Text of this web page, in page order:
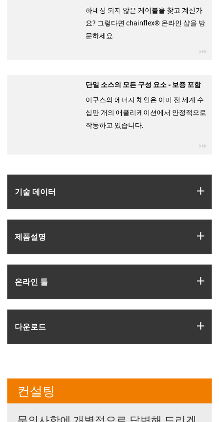
기술 데이터
제품­설명
온라인 툴
다운로드
하네싱 되지 않은 케이블을 찾고 계신가
요? 그렇다면 chainflex® 온라인 샵을 방
문하세요.
단일 소스의 모든 구성 요소 - 보증 포함
이구스의 에너지 체인은 이미 전 세계 수
십만 개의 애플리케이션에서 안정적으로
작동하고 있습니다.
컨설팅